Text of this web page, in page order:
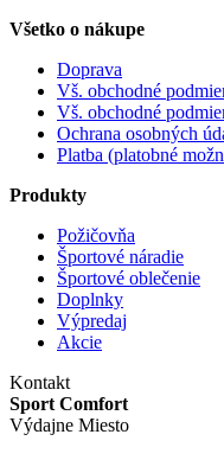
Všetko o nákupe
Doprava
Vš. obchodné
Vš. obchodné
Ochrana osobných
Platba (platobné
Produkty
Požičovňa
Športové náradie
Športové oblečenie
Doplnky
Výpredaj
Akcie
Kontakt
Sport Comfort
Výdajne Miesto